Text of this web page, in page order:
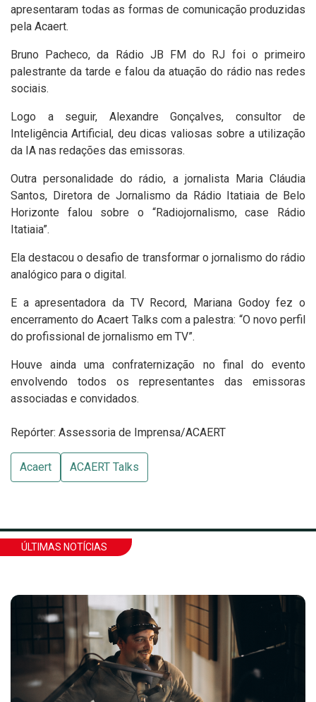
apresentaram todas as formas de comunicação produzidas
pela Acaert.
Bruno Pacheco, da Rádio JB FM do RJ foi o primeiro
palestrante da tarde e falou da atuação do rádio nas redes
sociais.
Logo a seguir, Alexandre Gonçalves, consultor de
Inteligência Artificial, deu dicas valiosas sobre a utilização
da IA nas redações das emissoras.
Outra personalidade do rádio, a jornalista Maria Cláudia
Santos, Diretora de Jornalismo da Rádio Itatiaia de Belo
Horizonte falou sobre o “Radiojornalismo, case Rádio
Itatiaia”.
Ela destacou o desafio de transformar o jornalismo do rádio
analógico para o digital.
E a apresentadora da TV Record, Mariana Godoy fez o
encerramento do Acaert Talks com a palestra: “O novo perfil
do profissional de jornalismo em TV”.
Houve ainda uma confraternização no final do evento
envolvendo todos os representantes das emissoras
associadas e convidados.
Repórter: Assessoria de Imprensa/ACAERT
Acaert ACAERT Talks
ÚLTIMAS NOTÍCIAS